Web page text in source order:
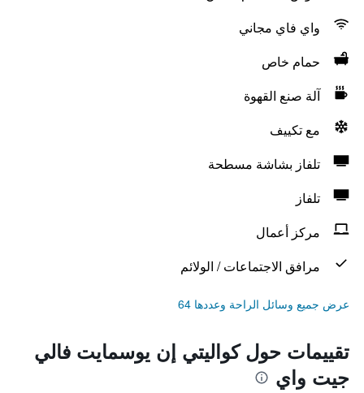
واي فاي مجاني
حمام خاص
آلة صنع القهوة
مع تكييف
تلفاز بشاشة مسطحة
تلفاز
مركز أعمال
مرافق الاجتماعات / الولائم
عرض جميع وسائل الراحة وعددها 64
تقييمات حول كواليتي إن يوسمايت فالي
جيت واي